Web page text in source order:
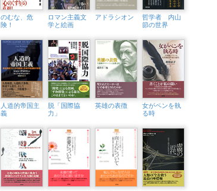
のむな、危
険！
ロマン主義文
学と絵画
アドラシオン
哲学者 内山
節の世界
人道的帝国主
義
脱「国際協
力」
英雄の表徴
女がペンを執
る時